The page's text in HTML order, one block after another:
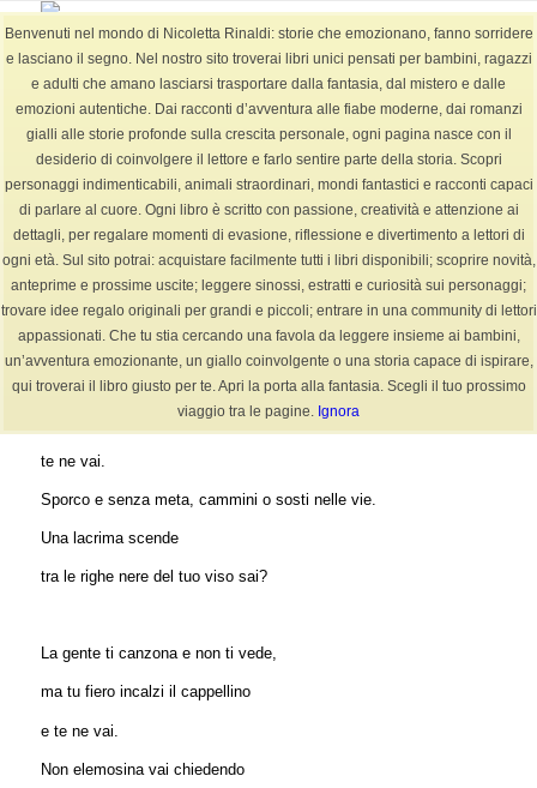
Benvenuti nel mondo di Nicoletta Rinaldi: storie che emozionano, fanno sorridere
e lasciano il segno. Nel nostro sito troverai libri unici pensati per bambini, ragazzi
e adulti che amano lasciarsi trasportare dalla fantasia, dal mistero e dalle
emozioni autentiche. Dai racconti d’avventura alle fiabe moderne, dai romanzi
gialli alle storie profonde sulla crescita personale, ogni pagina nasce con il
desiderio di coinvolgere il lettore e farlo sentire parte della storia. Scopri
personaggi indimenticabili, animali straordinari, mondi fantastici e racconti capaci
di parlare al cuore. Ogni libro è scritto con passione, creatività e attenzione ai
dettagli, per regalare momenti di evasione, riflessione e divertimento a lettori di
ogni età. Sul sito potrai: acquistare facilmente tutti i libri disponibili; scoprire novità,
anteprime e prossime uscite; leggere sinossi, estratti e curiosità sui personaggi;
trovare idee regalo originali per grandi e piccoli; entrare in una community di lettori
appassionati. Che tu stia cercando una favola da leggere insieme ai bambini,
un’avventura emozionante, un giallo coinvolgente o una storia capace di ispirare,
qui troverai il libro giusto per te. Apri la porta alla fantasia. Scegli il tuo prossimo
viaggio tra le pagine. Ignora
BLOG
Sei in: Home / BLOG / filastrocca / FILASTROCCA: Ragazzo Fortunato
FILASTROCCA: Ragazzo Fortunato
16 Agosto 2022 0 Commenti / filastrocca NicolettaR
FILASTROCCA:
Oh Serafino che fai?
te ne vai.
Sporco e senza meta, cammini o sosti nelle vie.
Una lacrima scende
tra le righe nere del tuo viso sai?
La gente ti canzona e non ti vede,
ma tu fiero incalzi il cappellino
e te ne vai.
Non elemosina vai chiedendo